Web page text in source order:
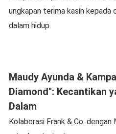
ungkapan terima kasih kepada
dalam hidup.
Maudy Ayunda &
Diamond": Kecantikan
Dalam
Kolaborasi Frank & Co. dengan